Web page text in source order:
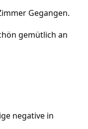
Gegangen.
gemütlich an
negative in